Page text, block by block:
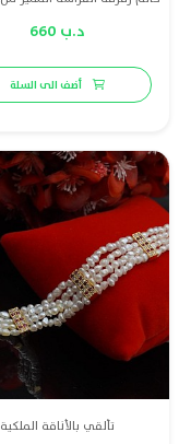
د.ب 660
أضف الى السلة
تألقي بالأناقة الملكية